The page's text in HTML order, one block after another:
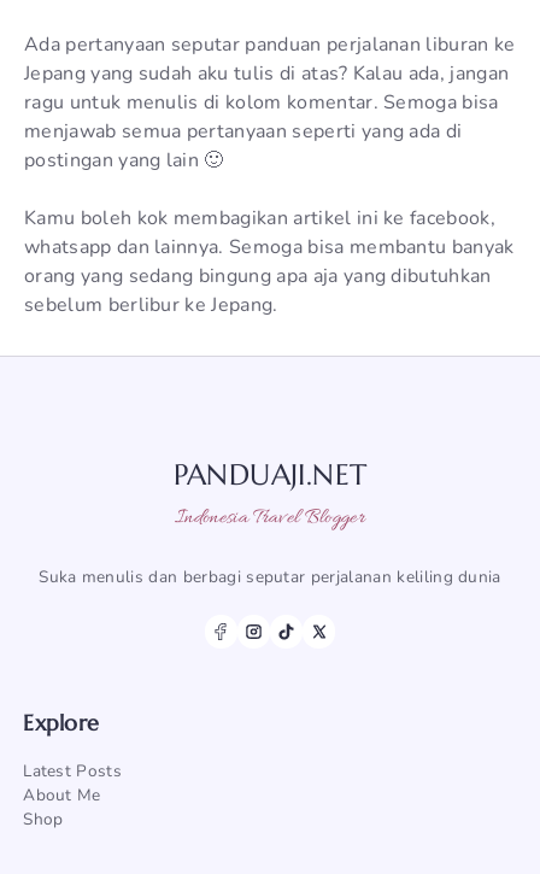
Ada pertanyaan seputar panduan perjalanan liburan ke
Jepang yang sudah aku tulis di atas? Kalau ada, jangan
ragu untuk menulis di kolom komentar. Semoga bisa
menjawab semua pertanyaan seperti yang ada di
postingan yang lain 🙂
Kamu boleh kok membagikan artikel ini ke facebook,
whatsapp dan lainnya. Semoga bisa membantu banyak
orang yang sedang bingung apa aja yang dibutuhkan
sebelum berlibur ke Jepang.
PANDUAJI.NET
Indonesia Travel Blogger
Suka menulis dan berbagi seputar perjalanan keliling dunia
Explore
Latest Posts
About Me
Shop